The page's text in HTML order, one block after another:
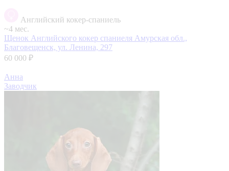
Английский кокер-спаниель
~4 мес.
Щенок Английского кокер спаниеля Амурская обл.,
Благовещенск, ул. Ленина, 297
60 000 ₽
Анна
Заводчик